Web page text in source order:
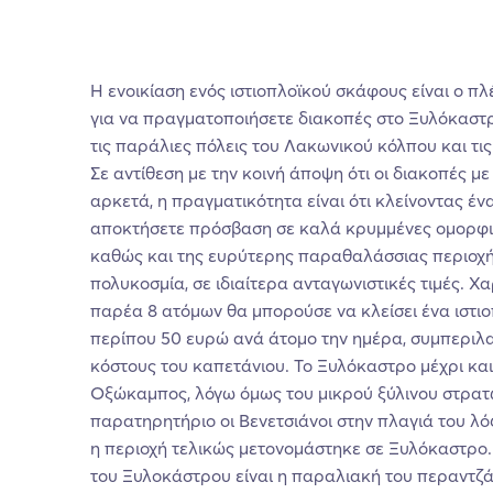
Η ενοικίαση ενός ιστιοπλοϊκού σκάφους είναι ο
για να πραγματοποιήσετε διακοπές στο
τις παράλιες πόλεις του Λακωνικού κόλπου και
Σε αντίθεση με την κοινή άποψη ότι οι διακοπές
αρκετά, η πραγματικότητα είναι ότι κλείνοντας
αποκτήσετε πρόσβαση σε καλά κρυμμένες
καθώς και της ευρύτερης παραθαλάσσιας
πολυκοσμία, σε ιδιαίτερα ανταγωνιστικές τιμές.
παρέα 8 ατόμων θα μπορούσε να κλείσει ένα
περίπου 50 ευρώ ανά άτομο την ημέρα,
κόστους του καπετάνιου. Το Ξυλόκαστρο μέχρι
Οξώκαμπος, λόγω όμως του μικρού ξύλινου
παρατηρητήριο οι Βενετσιάνοι στην πλαγιά του
η περιοχή τελικώς μετονομάστηκε σε
του Ξυλοκάστρου είναι η παραλιακή του